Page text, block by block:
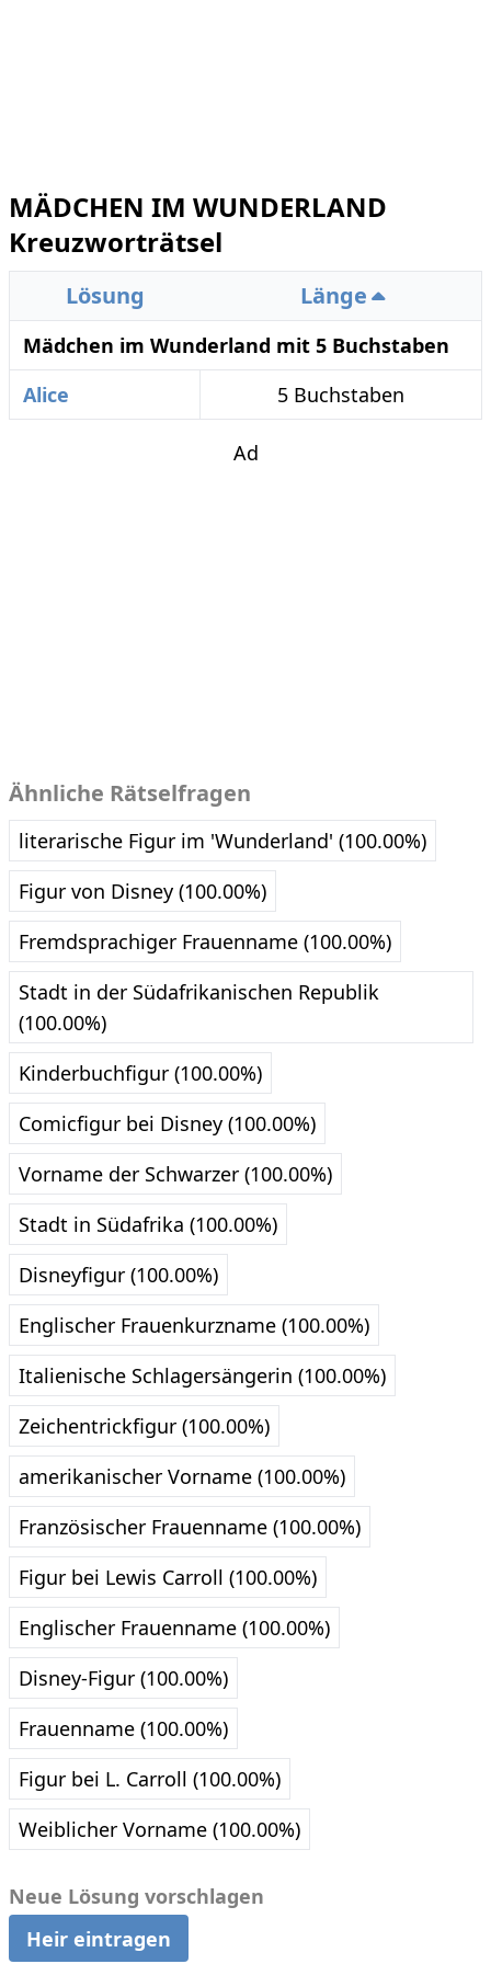
MÄDCHEN IM WUNDERLAND
Kreuzworträtsel
Lösung Länge
Mädchen im Wunderland mit 5 Buchstaben
Alice
5 Buchstaben
Ad
Ähnliche Rätselfragen
literarische Figur im 'Wunderland' (100.00%)
Figur von Disney (100.00%)
Fremdsprachiger Frauenname (100.00%)
Stadt in der Südafrikanischen Republik
(100.00%)
Kinderbuchfigur (100.00%)
Comicfigur bei Disney (100.00%)
Vorname der Schwarzer (100.00%)
Stadt in Südafrika (100.00%)
Disneyfigur (100.00%)
Englischer Frauenkurzname (100.00%)
Italienische Schlagersängerin (100.00%)
Zeichentrickfigur (100.00%)
amerikanischer Vorname (100.00%)
Französischer Frauenname (100.00%)
Figur bei Lewis Carroll (100.00%)
Englischer Frauenname (100.00%)
Disney-Figur (100.00%)
Frauenname (100.00%)
Figur bei L. Carroll (100.00%)
Weiblicher Vorname (100.00%)
Neue Lösung vorschlagen
Heir eintragen